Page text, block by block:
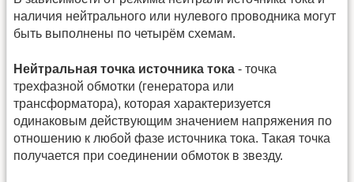
наличия нейтрального или нулевого проводника могут
быть выполнены по четырём схемам.
Нейтральная точка источника тока - точка
трехфазной обмотки (генератора или
трансформатора), которая характеризуется
одинаковым действующим значением напряжения по
отношению к любой фазе источника тока. Такая точка
получается при соединении обмоток в звезду.